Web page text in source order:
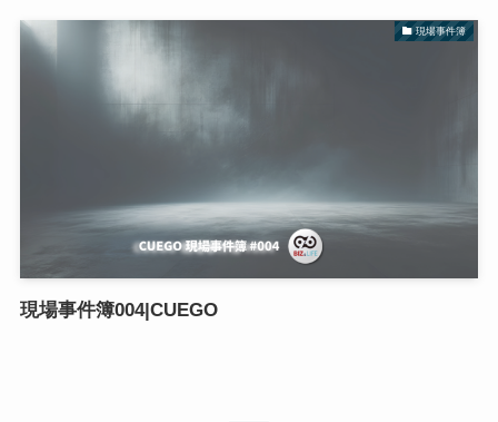
現場事件簿
現場事件簿004|CUEGO